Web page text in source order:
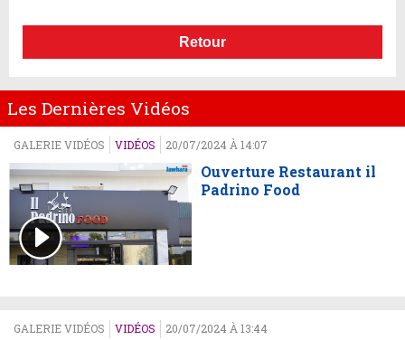
Retour
Les Dernières Vidéos
GALERIE VIDÉOS VIDÉOS 20/07/2024 À 14:07
Ouverture Restaurant il
Padrino Food
GALERIE VIDÉOS VIDÉOS 20/07/2024 À 13:44